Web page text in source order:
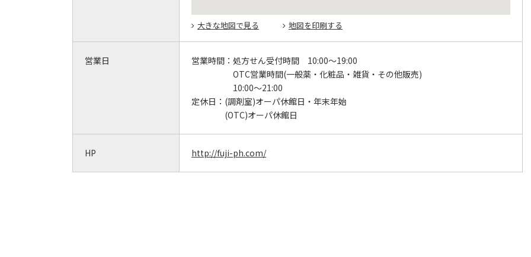
大きな地図で見る 地図を印刷する
営業日 営業時間： 処方せん受付時間 10:00～19:00
OTC営業時間(一般薬・化粧品・雑貨・その他販売)
10:00～21:00
定休日： (調剤室)オーパ休館日・年末年始
(OTC)オーパ休館日
HP http://fuji-ph.com/